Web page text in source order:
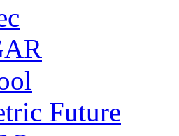
Future